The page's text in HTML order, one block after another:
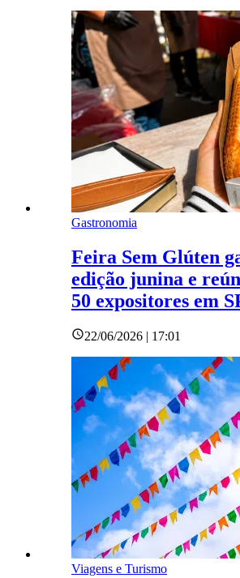
Gastronomia
Feira Sem Glúten
edição junina e
50 expositores em
22/06/2026 | 17:01
Viagens e Turismo